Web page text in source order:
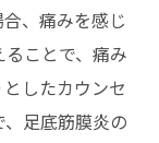
、痛みを感じ
ことで、痛み
したカウンセ
足底筋膜炎の